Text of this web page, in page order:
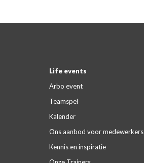
Life events
Arbo event
Teamspel
Kalender
Ons aanbod voor medewerkers
Kennis en inspiratie